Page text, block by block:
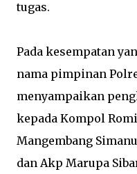
tugas.
Pada kesempatan
nama pimpinan
menyampaikan
kepada Kompol
Mangembang
dan Akp Marupa